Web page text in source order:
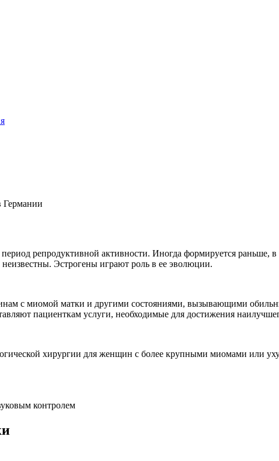
Германии
репродуктивной активности. Иногда формируется раньше,
Эстрогены играют роль в ее эволюции.
с миомой матки и другими состояниями, вызывающими
пациенткам услуги, необходимые для достижения
хирургии для женщин с более крупными миомами или
контролем